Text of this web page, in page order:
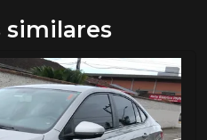
similares